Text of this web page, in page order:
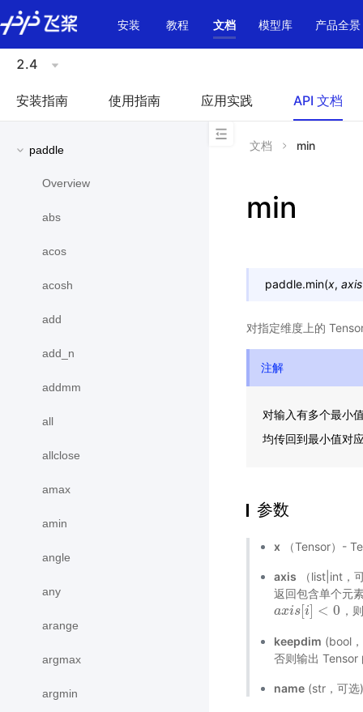
\u200E
安装
教程 文档 模型库 产品全景
2.4
安装指南 使用指南 应用实践 API 文档
paddle
Overview
abs
acos
acosh
add
add_n
addmm
all
allclose
amax
amin
angle
any
arange
argmax
argmin
文档 min
min
paddle.min(x, axis
对指定维度上的
注解
对输入有多个最小
均传回到最小值对
参数
x （Tensor）-
axis （list|int，
返回包含单个元
axis[i] < 0
axis[i ]< 0 ，
keepdim (bool
否则输出 Tensor
name (str，可